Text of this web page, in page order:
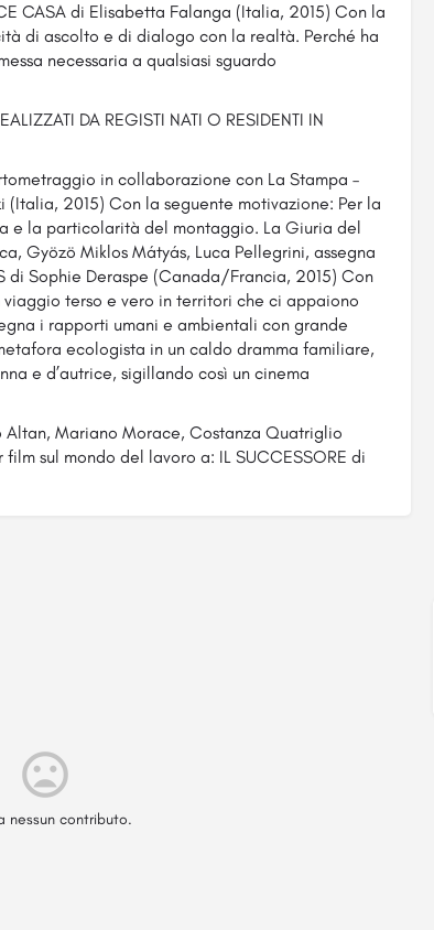
CASA di Elisabetta Falanga (Italia, 2015) Con la
di ascolto e di dialogo con la realtà. Perché ha
necessaria a qualsiasi sguardo
DA REGISTI NATI O RESIDENTI IN
in collaborazione con La Stampa –
(Italia, 2015) Con la seguente motivazione: Per la
e la particolarità del montaggio. La Giuria del
Gyözö Miklos Mátyás, Luca Pellegrini, assegna
di Sophie Deraspe (Canada/Francia, 2015) Con
viaggio terso e vero in territori che ci appaiono
i rapporti umani e ambientali con grande
ecologista in un caldo dramma familiare,
e d’autrice, sigillando così un cinema
Altan, Mariano Morace, Costanza Quatriglio
sul mondo del lavoro a: IL SUCCESSORE di
nessun contributo.